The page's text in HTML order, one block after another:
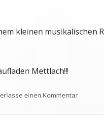
kleinen musikalischen
Mettlach!!!
einen Kommentarzu